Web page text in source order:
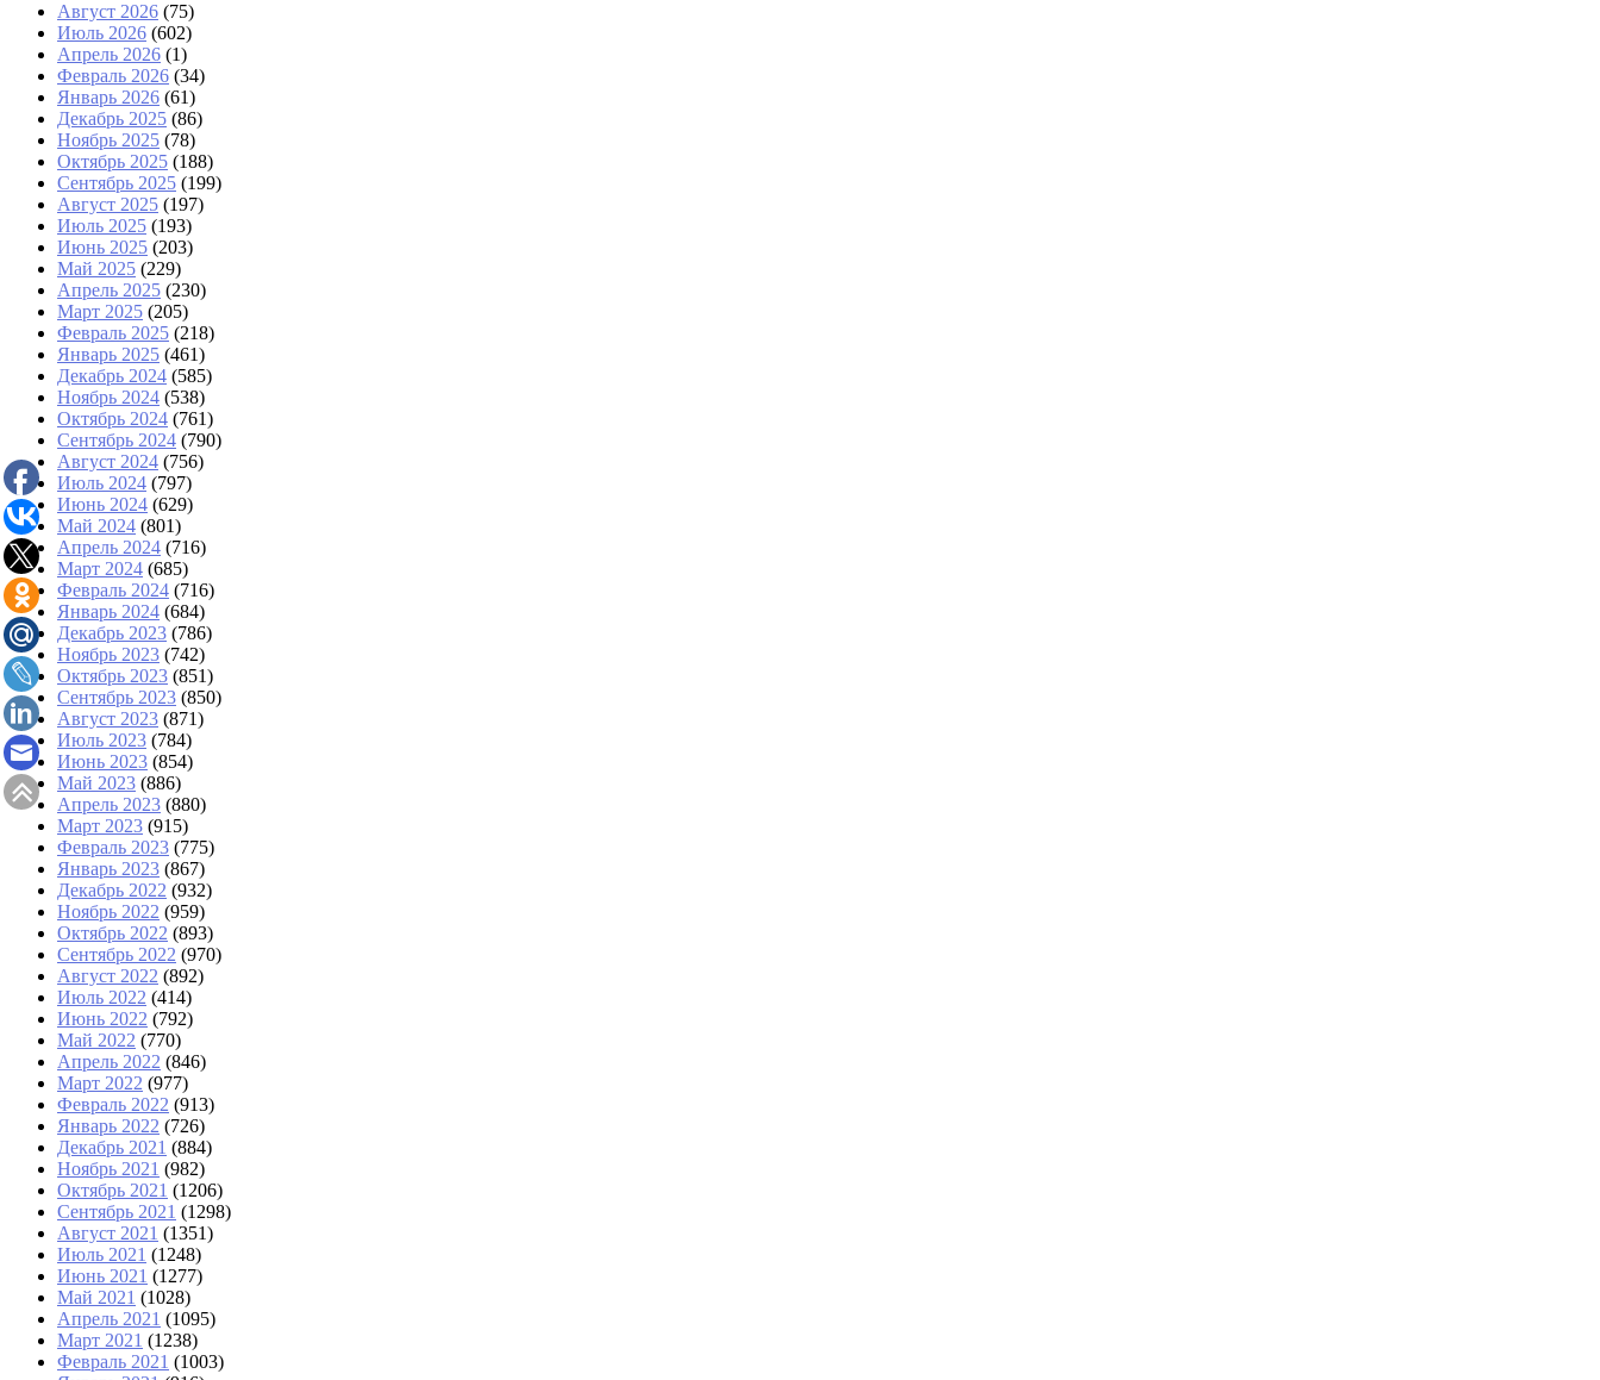
Август 2026 (75)
Июль 2026 (602)
Апрель 2026 (1)
Февраль 2026 (34)
Январь 2026 (61)
Декабрь 2025 (86)
Ноябрь 2025 (78)
Октябрь 2025 (188)
Сентябрь 2025 (199)
Август 2025 (197)
Июль 2025 (193)
Июнь 2025 (203)
Май 2025 (229)
Апрель 2025 (230)
Март 2025 (205)
Февраль 2025 (218)
Январь 2025 (461)
Декабрь 2024 (585)
Ноябрь 2024 (538)
Октябрь 2024 (761)
Сентябрь 2024 (790)
Август 2024 (756)
Июль 2024 (797)
Июнь 2024 (629)
Май 2024 (801)
Апрель 2024 (716)
Март 2024 (685)
Февраль 2024 (716)
Январь 2024 (684)
Декабрь 2023 (786)
Ноябрь 2023 (742)
Октябрь 2023 (851)
Сентябрь 2023 (850)
Август 2023 (871)
Июль 2023 (784)
Июнь 2023 (854)
Май 2023 (886)
Апрель 2023 (880)
Март 2023 (915)
Февраль 2023 (775)
Январь 2023 (867)
Декабрь 2022 (932)
Ноябрь 2022 (959)
Октябрь 2022 (893)
Сентябрь 2022 (970)
Август 2022 (892)
Июль 2022 (414)
Июнь 2022 (792)
Май 2022 (770)
Апрель 2022 (846)
Март 2022 (977)
Февраль 2022 (913)
Январь 2022 (726)
Декабрь 2021 (884)
Ноябрь 2021 (982)
Октябрь 2021 (1206)
Сентябрь 2021 (1298)
Август 2021 (1351)
Июль 2021 (1248)
Июнь 2021 (1277)
Май 2021 (1028)
Апрель 2021 (1095)
Март 2021 (1238)
Февраль 2021 (1003)